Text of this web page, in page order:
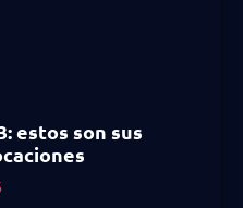
estos son sus